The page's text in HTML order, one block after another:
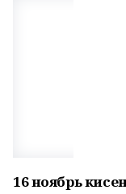
16 ноябрь